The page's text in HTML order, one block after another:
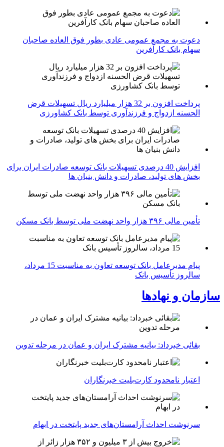
دعوت به مجمع عمومی عادی بطور فوق العاده صاحبان
سهام بانک کارآفرین
پرداخت افزون بر 32 هزار میلیارد ریال تسهیلات قرض
الحسنه ازدواج و فرزندآوری توسط بانک کشاورزی
افزایش 40 درصدی تسهیلات بانک توسعه صادرات ایران برای
بخش های تولید، صادرات و دانش بنیان ها
تأمین مالی ۳۹۶ هزار واحد نهضت ملی توسط بانک مسکن
پیام مدیرعامل بانک توسعه تعاون به مناسبت 15 مرداد،
سالروز تأسیس بانک
سازمان و نهادها
بقائی خبرداد: بیانیه مشترک ایران و عمان در مرحله تدوین
اعتبار نامحدود کارت‌بلیت خبرنگاران
سرنوشت احداث آرامستان‌های جدید پایتخت در ابهام